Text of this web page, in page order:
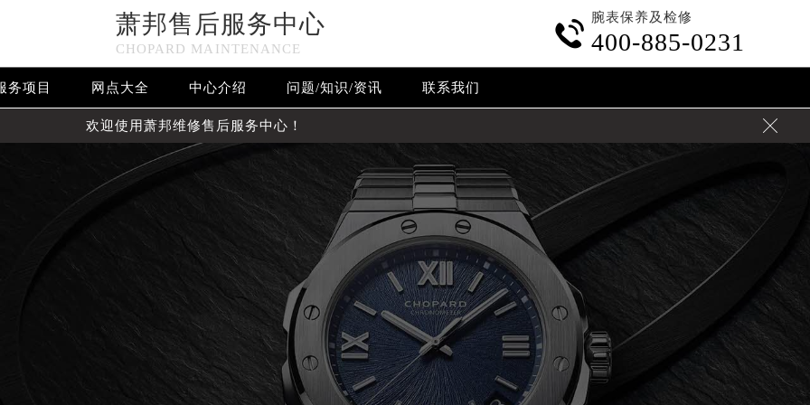
萧邦售后服务中心
CHOPARD MAINTENANCE

腕表保养及检修
400-885-0231
务项目 网点大全 中心介绍 问题/知识/资讯 联系我们
欢迎使用萧邦维修售后服务中心！ 